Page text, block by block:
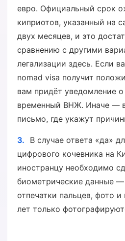
евро. Официальный срок
киприотов, указанный на
двух месяцев, и это
сравнению с другими
легализации здесь. Если
nomad visa получит
вам придёт уведомление
временный ВНЖ. Иначе —
письмо, где укажут
В случае ответа «да»
цифрового кочевника на
иностранцу необходимо
биометрические данные —
отпечатки пальцев, фото
лет только